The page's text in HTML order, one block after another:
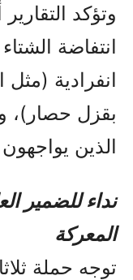
وتؤكد
انتفاضة
بقزل حصار)،
الذين
نداء للضمير
المعركة
توجه حملة